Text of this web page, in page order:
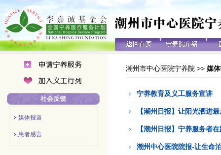
社会反馈
媒体报道
患者感言
潮州市中心医院宁养院 >> 媒
宁养教育及义工服务宣讲
【潮州日报】让阳光洒进
【潮州日报】宁养服务者
潮州中心医院院报-让生命